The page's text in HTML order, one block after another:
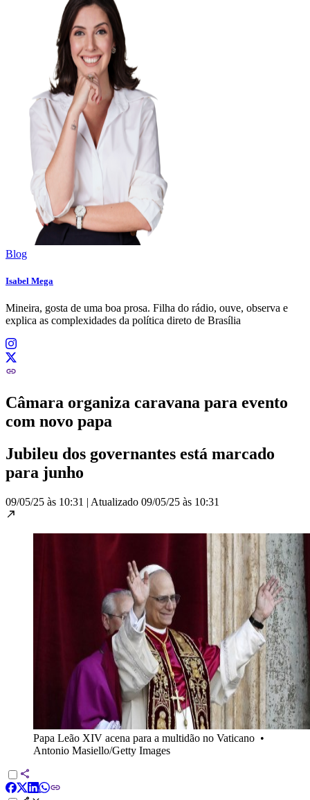
Blog
Isabel Mega
Mineira, gosta de uma boa prosa. Filha do rádio, ouve, observa e
explica as complexidades da política direto de Brasília
Câmara organiza caravana para evento
com novo papa
Jubileu dos governantes está marcado
para junho
09/05/25 às 10:31 | Atualizado 09/05/25 às 10:31
Papa Leão XIV acena para a multidão no Vaticano •
Antonio Masiello/Getty Images